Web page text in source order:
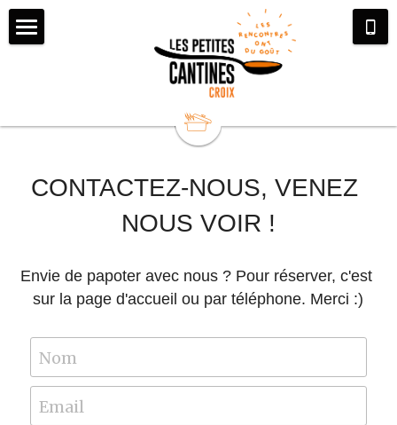
Menu / Réservation
Notre équipe
L'histoire du réseau
Ils parlent de nous
Nos partenaires
Participer à l'aventure
Bénévolat
Services civiques
Adhésion/don
Offre entreprise/particulier
Soudez votre équipe
Privatisation et location
CONTACTEZ-NOUS, VENEZ
NOUS VOIR !
Envie de papoter avec nous ? Pour réserver, c'est
sur la page d'accueil ou par téléphone. Merci :)
Nom
Email